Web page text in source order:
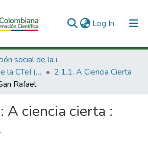
Log In (current)
2. Apropiación social de la información en Ciencia Tecnología e Innovación
2.1 Divulgación de la CTeI (Nueva)
2.1.1. A Ciencia Cierta
Rafael.
A ciencia cierta :